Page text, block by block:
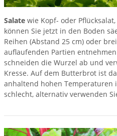
Salate wie Kopf- oder
können Sie jetzt in den Boden
Reihen (Abstand 25 cm) oder
auflaufenden Partien
schneiden die Wurzel ab und
Kresse. Auf dem Butterbrot ist
anhaltend hohen Temperaturen
schlecht, alternativ verwenden